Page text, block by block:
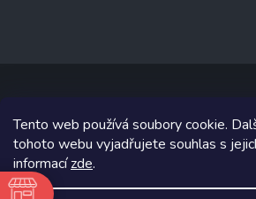
Tento web používá soubory cookie.
tohoto webu vyjadřujete souhlas s
informacízde.
Copyright 2026www.prizealize.cz.
Grafický návrh vytvořil a na Shoptet
Shoptetak.cz.